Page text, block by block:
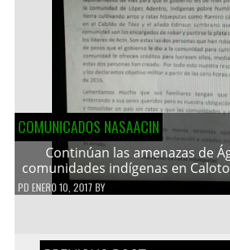
COMUNICADOS NASAACIN
Continúan las amenazas de
comunidades indígenas en
PD ENERO 10, 2017 BY